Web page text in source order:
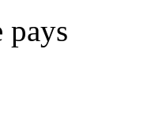
pays